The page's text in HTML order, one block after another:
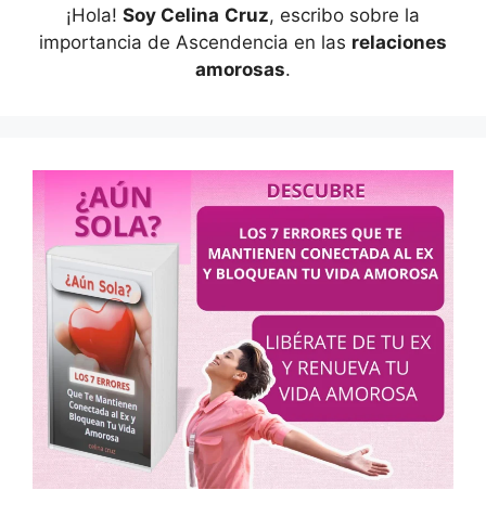
¡Hola! Soy Celina Cruz, escribo sobre la
importancia de Ascendencia en las relaciones
amorosas.